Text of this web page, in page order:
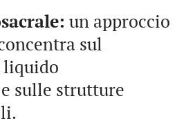
un approccio
sul
sulle strutture